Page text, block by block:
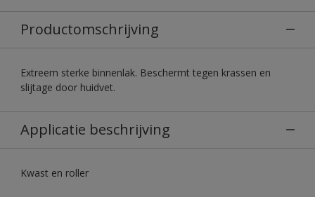
Productomschrijving
Extreem sterke binnenlak. Beschermt tegen krassen en
slijtage door huidvet.
Applicatie beschrijving
Kwast en roller